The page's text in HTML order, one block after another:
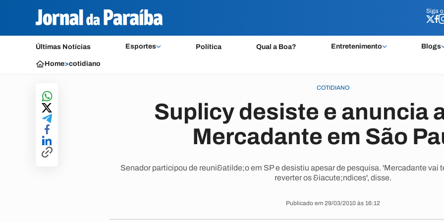
Siga o
Últimas Notícias Esportes Política Qual a Boa? Entretenimento Blogs
Siga o
Home>cotidiano
COTIDIANO
Suplicy desiste e anuncia
Mercadante em São
Senador participou de reuni&atilde;o em SP e desistiu apesar de pesquisa. 'Mercadante vai
reverter os &iacute;ndices', disse.
Publicado em 29/03/2010 às 16:12